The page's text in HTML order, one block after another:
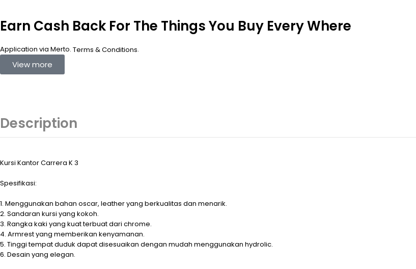
Earn Cash Back For The Things You Buy Every Where
Application via Merto. Terms & Conditions.
View more
Description
Kursi Kantor Carrera K 3
Spesifikasi:
1. Menggunakan bahan oscar, leather yang berkualitas dan menarik.
2. Sandaran kursi yang kokoh.
3. Rangka kaki yang kuat terbuat dari chrome.
4. Armrest yang memberikan kenyamanan.
5. Tinggi tempat duduk dapat disesuaikan dengan mudah menggunakan hydrolic.
6. Desain yang elegan.